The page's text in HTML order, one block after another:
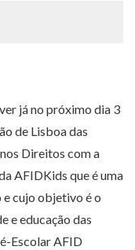
já no próximo dia 3
de Lisboa das
Direitos com a
AFIDKids que é uma
e cujo objetivo é o
e educação das
Escolar AFID